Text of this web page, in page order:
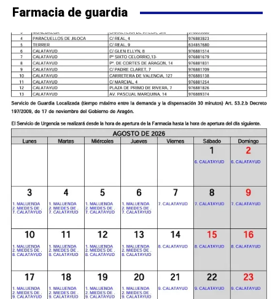
Farmacia de guardia